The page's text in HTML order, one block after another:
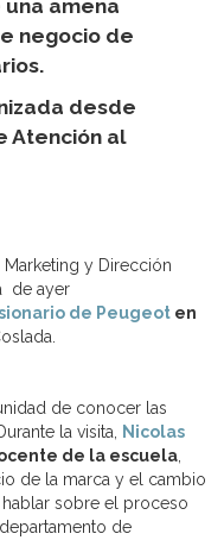
amena
negocio de
desde
Atención al
Marketing y Dirección
de ayer
de Peugeot en
de conocer las
la visita,
Nicolas
de la escuela
de la marca y el cambio
sobre el proceso
de